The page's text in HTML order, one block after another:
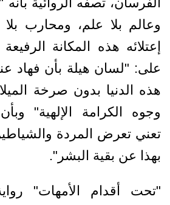
وعالم بلا علم، ومحارب
إعتلائه هذه المكانة
على: "لسان هيلة بأن فهاد
هذه الدنيا بدون صرخة
وجوه الكرامة الإلهية"
تعني تعرض المردة
بهذا عن بقية البشر".
"تحت أقدام الأمهات"